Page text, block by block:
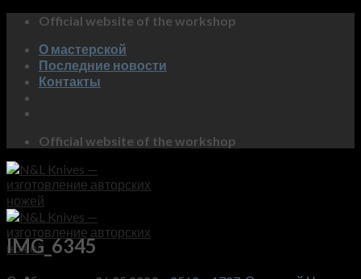
Skip
content
Official website of the workshop
О мастерской
Последние новости
Контакты
Official website of the workshop
IMG_6345